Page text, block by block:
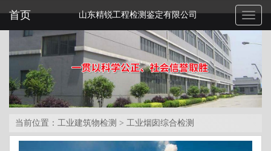
Toggle
首页 山东精锐工程检测鉴定有限公司
当前位置： 工业建筑物检测 > 工业烟囱综合检测